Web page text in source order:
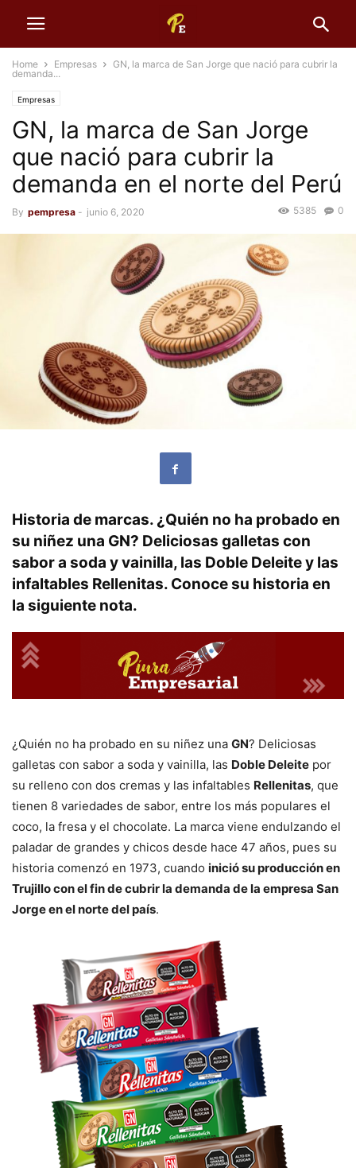
Home Empresas
GN, la marca de San Jorge que nació para cubrir la
demanda...
Empresas
GN, la marca de San Jorge
que nació para cubrir la
demanda en el norte del Perú
By pempresa - junio 6, 2020 0
5385
Historia de marcas. ¿Quién no ha probado en
su niñez una GN? Deliciosas galletas con
sabor a soda y vainilla, las Doble Deleite y las
infaltables Rellenitas. Conoce su historia en
la siguiente nota.
¿Quién no ha probado en su niñez una GN? Deliciosas
galletas con sabor a soda y vainilla, las Doble Deleite por
su relleno con dos cremas y las infaltables Rellenitas, que
tienen 8 variedades de sabor, entre los más populares el
coco, la fresa y el chocolate. La marca viene endulzando el
paladar de grandes y chicos desde hace 47 años, pues su
historia comenzó en 1973, cuando inició su producción en
Trujillo con el fin de cubrir la demanda de la empresa San
Jorge en el norte del país.